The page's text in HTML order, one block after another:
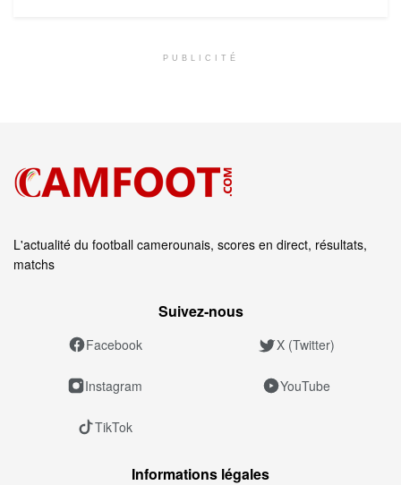
PUBLICITÉ
L'actualité du football camerounais, scores en direct, résultats,
matchs
Suivez‑nous
Facebook X (Twitter)
Instagram YouTube
TikTok
Informations légales